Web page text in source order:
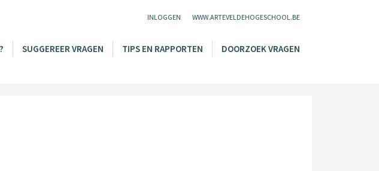
INLOGGEN WWW.ARTEVELDEHOGESCHOOL.BE
SUGGEREER VRAGEN TIPS EN RAPPORTEN DOORZOEK VRAGEN